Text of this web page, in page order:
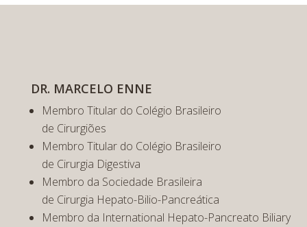
DR. MARCELO ENNE
Membro Titular do Colégio Brasileiro
de Cirurgiões
Membro Titular do Colégio Brasileiro
de Cirurgia Digestiva
Membro da Sociedade Brasileira
de Cirurgia Hepato-Bilio-Pancreática
Membro da International Hepato-Pancreato Biliary